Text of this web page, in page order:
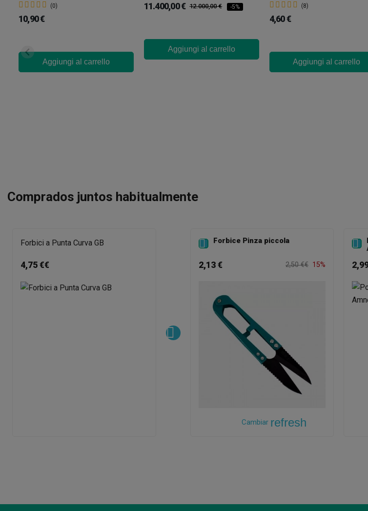
(0)
10,90 €
Aggiungi al carrello
11.400,00 € 12.000,00 € -5%
Aggiungi al carrello
(8)
4,60 €
Aggiungi al carrello
Comprados juntos habitualmente
Forbici a Punta Curva GB
4,75 €€
 Forbice Pinza piccola
2,13 € 2,50 €€ 15%
Cambiar refresh
